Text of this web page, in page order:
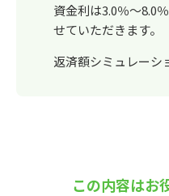
資金利は3.0％～8.0
せていただきます。
返済額シミュレーシ
この内容はお